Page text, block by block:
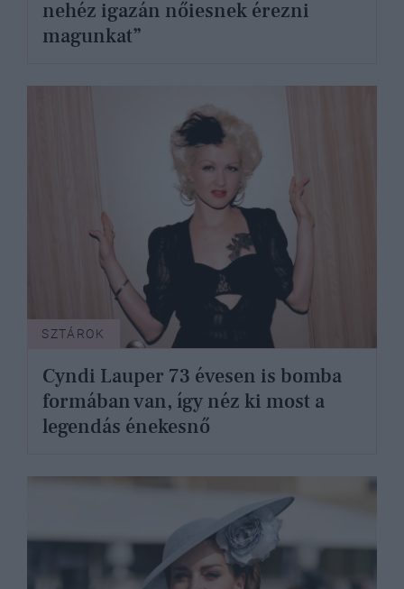
nehéz igazán nőiesnek érezni
magunkat”
SZTÁROK
Cyndi Lauper 73 évesen is bomba
formában van, így néz ki most a
legendás énekesnő